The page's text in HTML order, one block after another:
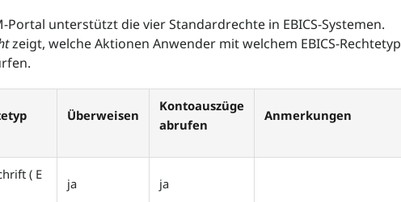
Portal unterstützt die vier Standardrechte in EBICS-Systemen.
zeigt, welche Aktionen Anwender mit welchem EBICS-Rechtetyp
Überweisen
Kontoauszüge
abrufen
Anmerkungen
( E
ja ja